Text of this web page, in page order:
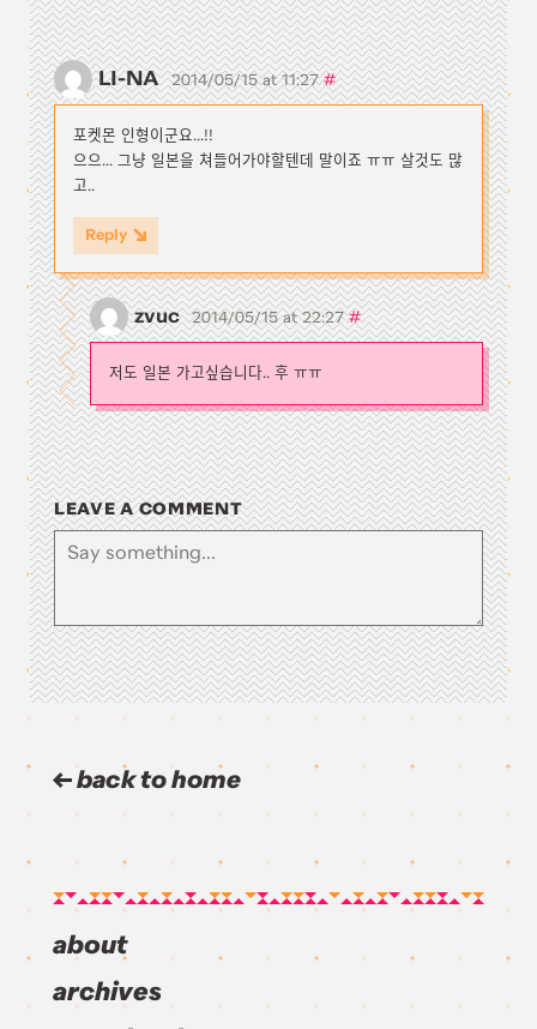
LI-NA 2014/05/15 at 11:27#
포켓몬 인형이군요...!!
으으... 그냥 일본을 쳐들어가야할텐데 말이죠 ㅠㅠ 살것도 많
고..
Reply
zvuc 2014/05/15 at 22:27#
저도 일본 가고싶습니다.. 후 ㅠㅠ
LEAVE A COMMENT
back to home
about
archives